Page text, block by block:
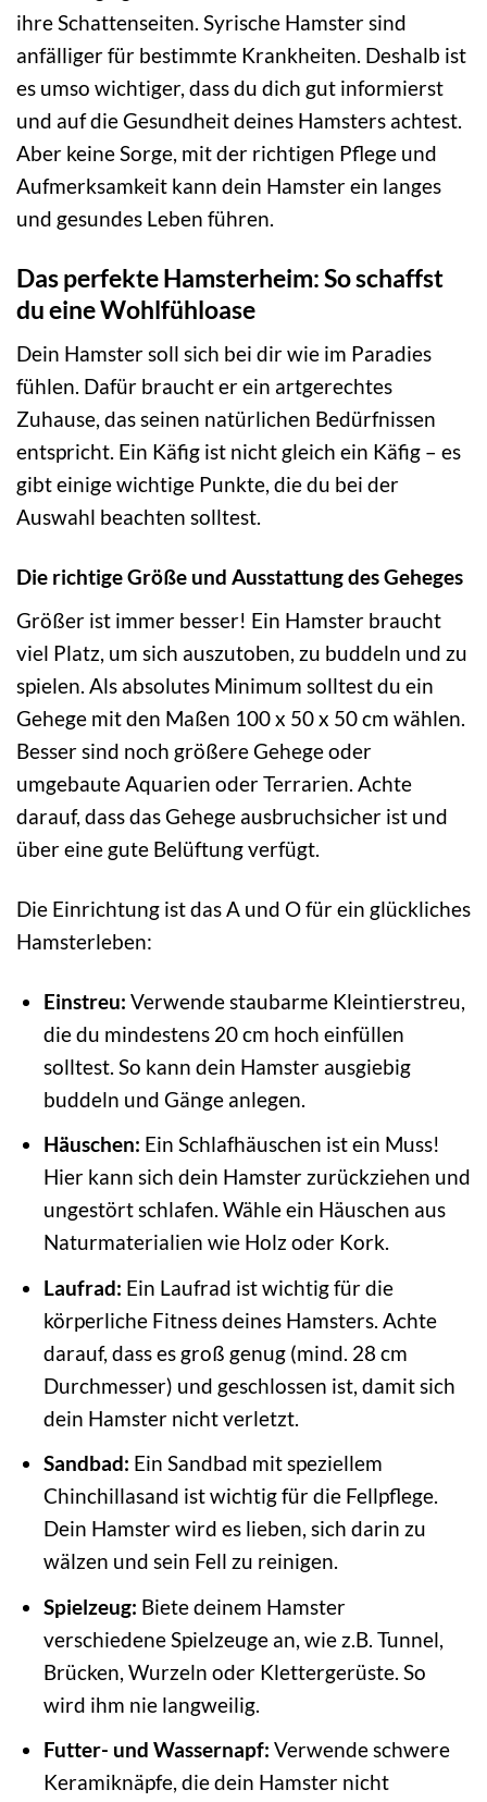
ihre Schattenseiten. Syrische Hamster sind
anfälliger für bestimmte Krankheiten. Deshalb ist
es umso wichtiger, dass du dich gut informierst
und auf die Gesundheit deines Hamsters achtest.
Aber keine Sorge, mit der richtigen Pflege und
Aufmerksamkeit kann dein Hamster ein langes
und gesundes Leben führen.
Das perfekte Hamsterheim: So schaffst
du eine Wohlfühloase
Dein Hamster soll sich bei dir wie im Paradies
fühlen. Dafür braucht er ein artgerechtes
Zuhause, das seinen natürlichen Bedürfnissen
entspricht. Ein Käfig ist nicht gleich ein Käfig – es
gibt einige wichtige Punkte, die du bei der
Auswahl beachten solltest.
Die richtige Größe und Ausstattung des Geheges
Größer ist immer besser! Ein Hamster braucht
viel Platz, um sich auszutoben, zu buddeln und zu
spielen. Als absolutes Minimum solltest du ein
Gehege mit den Maßen 100 x 50 x 50 cm wählen.
Besser sind noch größere Gehege oder
umgebaute Aquarien oder Terrarien. Achte
darauf, dass das Gehege ausbruchsicher ist und
über eine gute Belüftung verfügt.
Die Einrichtung ist das A und O für ein glückliches
Hamsterleben:
Einstreu: Verwende staubarme Kleintierstreu,
die du mindestens 20 cm hoch einfüllen
solltest. So kann dein Hamster ausgiebig
buddeln und Gänge anlegen.
Häuschen: Ein Schlafhäuschen ist ein Muss!
Hier kann sich dein Hamster zurückziehen und
ungestört schlafen. Wähle ein Häuschen aus
Naturmaterialien wie Holz oder Kork.
Laufrad: Ein Laufrad ist wichtig für die
körperliche Fitness deines Hamsters. Achte
darauf, dass es groß genug (mind. 28 cm
Durchmesser) und geschlossen ist, damit sich
dein Hamster nicht verletzt.
Sandbad: Ein Sandbad mit speziellem
Chinchillasand ist wichtig für die Fellpflege.
Dein Hamster wird es lieben, sich darin zu
wälzen und sein Fell zu reinigen.
Spielzeug: Biete deinem Hamster
verschiedene Spielzeuge an, wie z.B. Tunnel,
Brücken, Wurzeln oder Klettergerüste. So
wird ihm nie langweilig.
Futter- und Wassernapf: Verwende schwere
Keramiknäpfe, die dein Hamster nicht